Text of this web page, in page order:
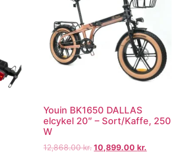
Youin BK1650 DALLAS
elcykel 20″ – Sort/Kaffe, 250
W
12,868.00kr. 10,899.00 kr.